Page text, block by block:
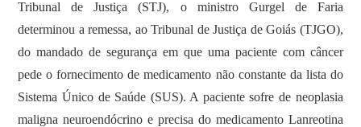
Tribunal de Justiça (STJ), o ministro Gurgel de Faria
determinou a remessa, ao Tribunal de Justiça de Goiás (TJGO),
do mandado de segurança em que uma paciente com câncer
pede o fornecimento de medicamento não constante da lista do
Sistema Único de Saúde (SUS). A paciente sofre de neoplasia
maligna neuroendócrino e precisa do medicamento Lanreotina